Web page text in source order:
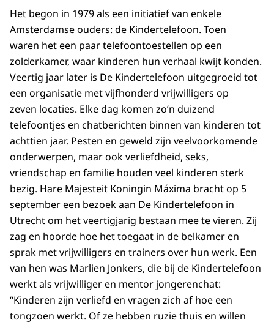
Het begon in 1979 als een initiatief van enkele
Amsterdamse ouders: de Kindertelefoon. Toen
waren het een paar telefoontoestellen op een
zolderkamer, waar kinderen hun verhaal kwijt konden.
Veertig jaar later is De Kindertelefoon uitgegroeid tot
een organisatie met vijfhonderd vrijwilligers op
zeven locaties. Elke dag komen zo’n duizend
telefoontjes en chatberichten binnen van kinderen tot
achttien jaar. Pesten en geweld zijn veelvoorkomende
onderwerpen, maar ook verliefdheid, seks,
vriendschap en familie houden veel kinderen sterk
bezig. Hare Majesteit Koningin Máxima bracht op 5
september een bezoek aan De Kindertelefoon in
Utrecht om het veertigjarig bestaan mee te vieren. Zij
zag en hoorde hoe het toegaat in de belkamer en
sprak met vrijwilligers en trainers over hun werk. Een
van hen was Marlien Jonkers, die bij de Kindertelefoon
werkt als vrijwilliger en mentor jongerenchat:
“Kinderen zijn verliefd en vragen zich af hoe een
tongzoen werkt. Of ze hebben ruzie thuis en willen